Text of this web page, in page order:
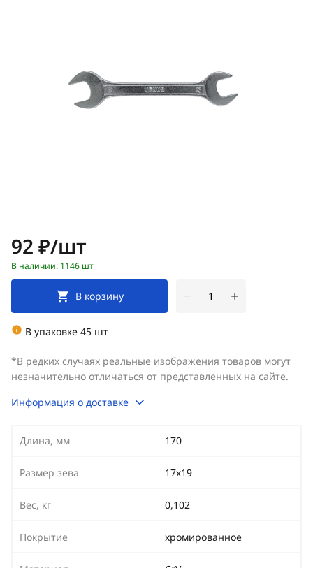
Цена:
92 ₽/шт
В наличии: 1146 шт
В корзину
В упаковке 45 шт
*В редких случаях реальные изображения товаров могут
незначительно отличаться от представленных на сайте.
Информация о доставке
Длина, мм 170
Размер зева 17х19
Вес, кг 0,102
Покрытие хромированное